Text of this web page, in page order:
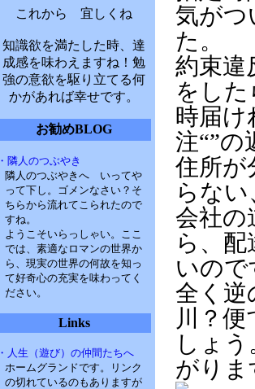
これから 宜しくね
知識欲を満たした時、達
成感を味わえますね！勉
強の意欲を駆り立てる何
かがあれば幸せです。
お勧めBLOG
・隣人のつぶやき
隣人のつぶやきへ いってや
って下し。ゴメンなさい？そ
ちらから流れてこられたので
すね。
ようこそいらっしゃい。ここ
では、素適なロマンの世界か
ら、現実の世界の何故を知っ
て好奇心の充実を味わってく
ださい。
Links
・人生（遊び）の仲間たちへ
ホームグランドです。リンク
の切れているのもありますが
気がつ
た。
約束違
をし
時届け
注“”
住所が
らな
会社の
ら、
いの
全く逆
川？
しょ
がりま